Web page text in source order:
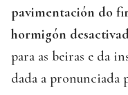
pavimentación do
hormigón
para as beiras e da
dada a pronunciada